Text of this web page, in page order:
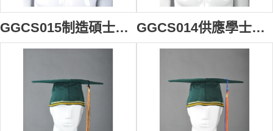
GGCS015制造碩士帽流蘇 訂印博士帽帽穗 訂做畢業帽專用垂繩 畢業帽流蘇中心 GGCS014供應學士帽流蘇 網上下單畢業帽穗 供應四方帽帽穗 單畢業帽穗供應商